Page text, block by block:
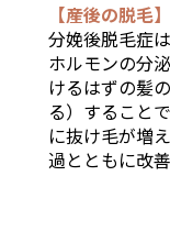
【産後の脱毛】
分娩後脱毛症
ホルモンの分
けるはずの髪
る）すること
に抜け毛が増
過とともに改